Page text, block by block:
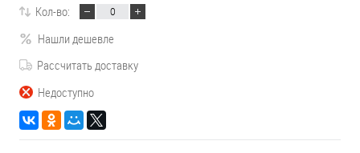
Кол-во:
Нашли дешевле
Рассчитать доставку
Недоступно